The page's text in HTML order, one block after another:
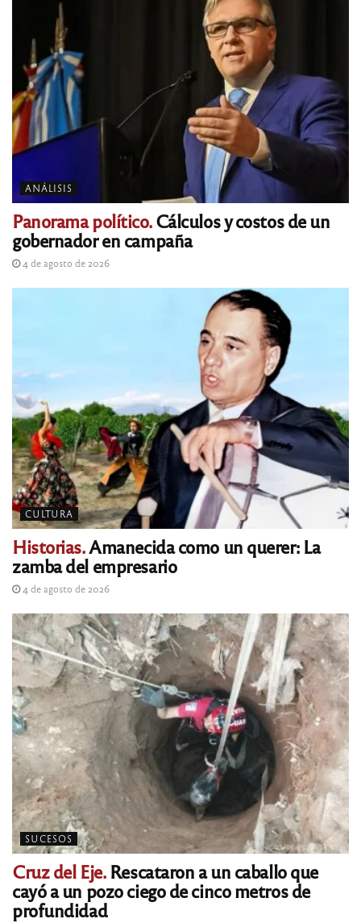
ANÁLISIS
Panorama político.Cálculos y costos de un
gobernador en campaña
4 de agosto de 2026
CULTURA
Historias.Amanecida como un querer: La
zamba del empresario
4 de agosto de 2026
SUCESOS
Cruz del Eje.Rescataron a un caballo que
cayó a un pozo ciego de cinco metros de
profundidad